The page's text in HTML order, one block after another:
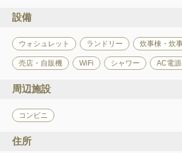
設備
ウォシュレット ランドリー 炊事棟・炊
売店・自販機 WiFi シャワー AC電
周辺施設
コンビニ
住所